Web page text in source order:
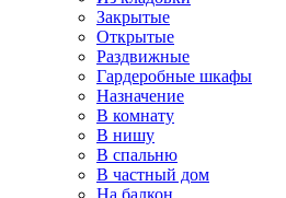
Закрытые
Открытые
Раздвижные
Гардеробные шкафы
Назначение
В комнату
В нишу
В спальню
В частный дом
На балкон